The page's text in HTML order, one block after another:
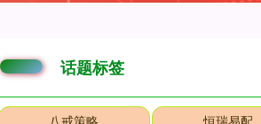
话题标签